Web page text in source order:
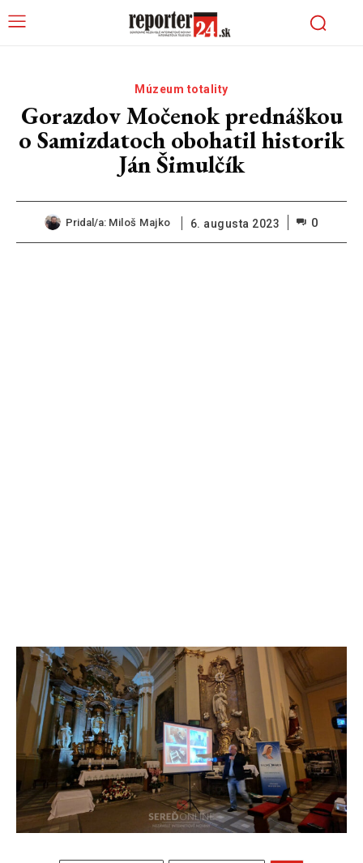
Múzeum totality
Gorazdov Močenok prednáškou
o Samizdatoch obohatil historik
Ján Šimulčík
Pridal/a: Miloš Majko 6. augusta 2023 0